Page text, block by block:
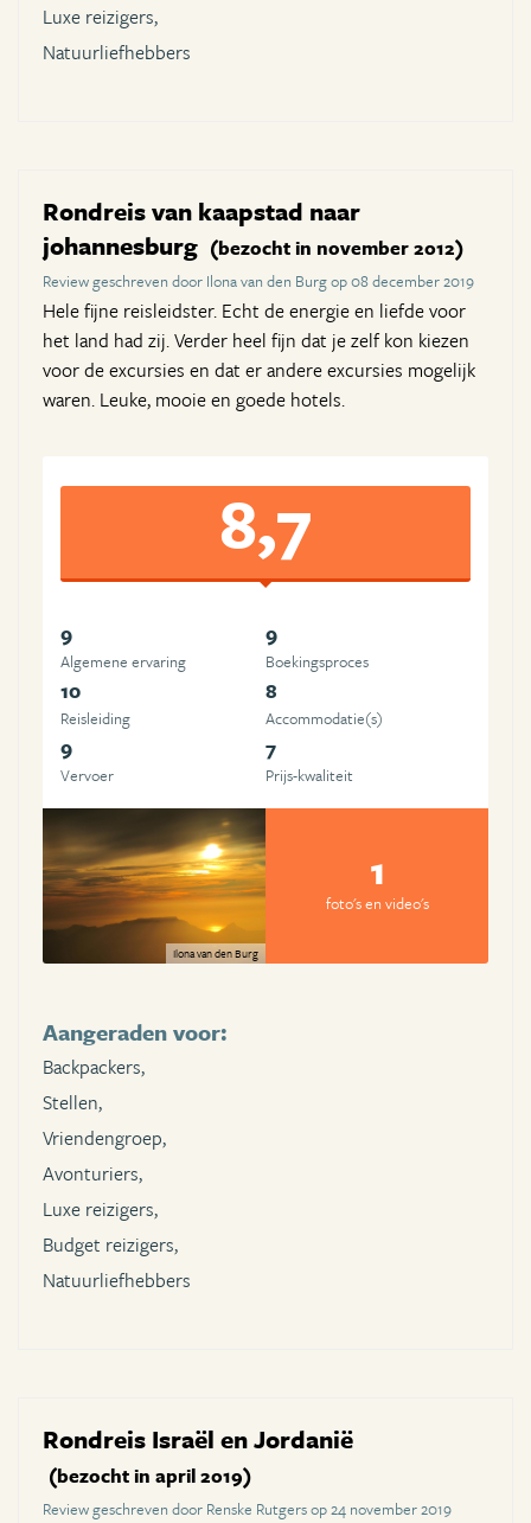
Luxe reizigers,
Natuurliefhebbers
Rondreis van kaapstad naar
johannesburg (bezocht in november 2012)
Review geschreven door Ilona van den Burg op 08 december 2019
Hele fijne reisleidster. Echt de energie en liefde voor
het land had zij. Verder heel fijn dat je zelf kon kiezen
voor de excursies en dat er andere excursies mogelijk
waren. Leuke, mooie en goede hotels.
8,7
9
Algemene ervaring
9
Boekingsproces
10
Reisleiding
8
Accommodatie(s)
9
Vervoer
7
Prijs-kwaliteit
Ilona van den Burg
1
foto's en video's
Aangeraden voor:
Backpackers,
Stellen,
Vriendengroep,
Avonturiers,
Luxe reizigers,
Budget reizigers,
Natuurliefhebbers
Rondreis Israël en Jordanië
(bezocht in april 2019)
Review geschreven door Renske Rutgers op 24 november 2019